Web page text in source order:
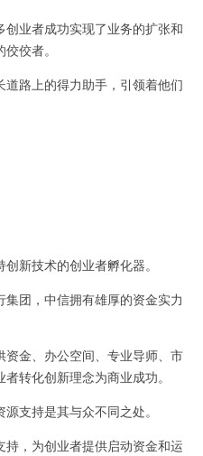
业者成功实现了业务的扩张和
佼者。
路上的得力助手，引领着他们
新技术的创业者孵化器。
团，中信拥有雄厚的资金实力
金、办公空间、专业导师、市
转化创新理念为商业成功。
支持是其与众不同之处。
，为创业者提供启动资金和运